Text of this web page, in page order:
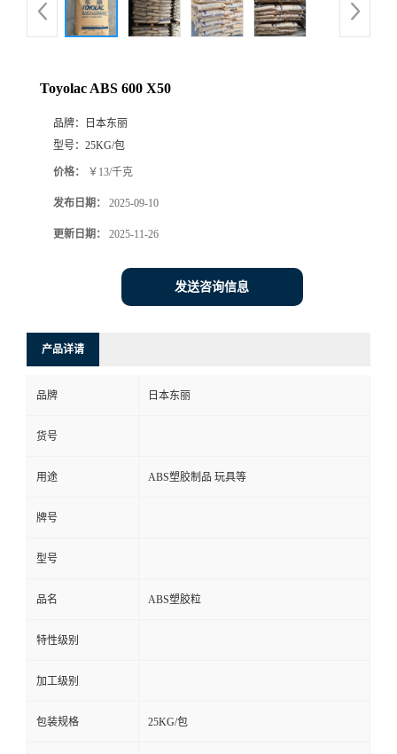
Toyolac ABS 600 X50
品牌：
日本东丽
型号： 25KG/包
价格： ￥13/千克
发布日期： 2025-09-10
更新日期： 2025-11-26
发送咨询信息
产品详请
品牌 日本东丽
货号
用途 ABS塑胶制品 玩具等
牌号
型号
品名 ABS塑胶粒
特性级别
加工级别
包装规格 25KG/包